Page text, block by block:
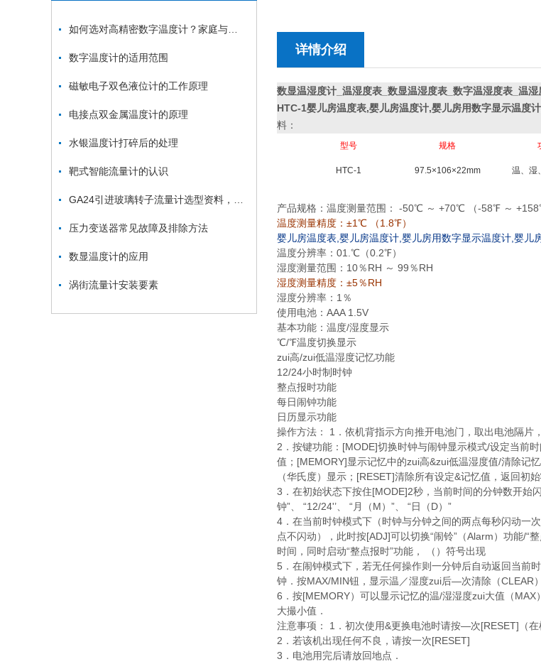
数字温度计的适用范围
磁敏电子双色液位计的工作原理
电接点双金属温度计的原理
水银温度计打碎后的处理
靶式智能流量计的认识
压力变送器常见故障及排除方法
数显温度计的应用
涡街流量计安装要素
详情介绍
数显温湿度计_温湿度表_数显温湿度表_数字温湿度表_温湿
HTC-1婴儿房温度表,婴儿房温度计,婴儿房用数字显示温度
料：
型号 规格
HTC-1 97.5×106×22mm 温、湿
产品规格：温度测量范围：
-50℃ ～ +70℃ （-58℉ ～
温度测量精度：±1℃ （1.8℉）
婴儿房温度表,婴儿房温度计,婴儿房用数字显示温度计,婴儿
温度分辨率： 01.℃（0.2℉）
湿度测量范围： 10％RH ～ 99％RH
湿度测量精度：±5％RH
湿度分辨率： 1％
使用电池： AAA 1.5V
基本功能：温度/湿度显示
℃/℉温度切换显示
zui高/zui低温湿度记忆功能
12/24小时制时钟
整点报时功能
每日闹钟功能
日历显示功能
操作方法：
1．依机背指示方向推开电池门，取出电池隔片
2．按键功能： [MODE]切换时钟与闹钟显示模式/设定当前
值；[MEMORY]显示记忆中的zui高&zui低温湿度值/清除
（华氏度）显示；[RESET]清除所有设定&记忆值，返回初始
3．在初始状态下按住[MODE]2秒，当前时间的分钟数开始
钟”、 “12/24'’、 “月（M）”、 “日（D）”
4．在当前时钟模式下 （时钟与分钟之间的两点每秒闪动
点不闪动），此时按[ADJ]可以切换“闹铃”（Alarm）功能/“
时间，同时启动“整点报时”功能， （）符号出现
5．在闹钟模式下，若无任何操作则一分钟后自动返回当前
钟．按MAX/MIN钮，显示温／湿度zui后—次清除（CLEAR
6．按[MEMORY）可以显示记忆的温/湿湿度zui大值（
大撮小值．
注意事项：
1．初次使用&更换电池时请按—次[RESET]（在
2．若该机出现任何不良，请按一次[RESET]
3．电池用完后请放回地点．